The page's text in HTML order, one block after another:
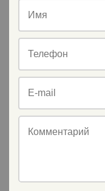
Имя
Телефон
E-mail
Комментарий